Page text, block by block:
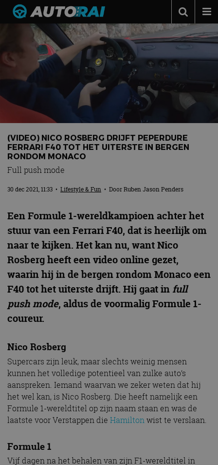
Autonieuws
Podcast
Autotests
Automerken
Adverteren
Contact
MotorRAI.nl
(VIDEO) NICO ROSBERG DRIJFT PEPERDURE
FERRARI F40 TOT HET UITERSTE IN BERGEN
RONDOM MONACO
Full push mode
30 dec 2021, 11:33 • Lifestyle & Fun • DoorRuben Jason Penders
Een Formule 1-wereldkampioen achter het
stuur van een Ferrari F40, dat is heerlijk om
naar te kijken. Het kan nu, want Nico
Rosberg heeft een video online gezet,
waarin hij in de bergen rondom Monaco een
F40 tot het uiterste drijft. Hij gaat in full
push mode, aldus de voormalig Formule 1-
coureur.
Nico Rosberg
Supercars zijn leuk, maar slechts weinig mensen
kunnen het volledige potentieel van zulke auto’s
aanspreken. Iemand waarvan we zeker weten dat hij
het wel kan, is Nico Rosberg. Die heeft namelijk een
Formule 1-wereldtitel op zijn naam staan en was de
laatste voor Verstappen die Hamiltonwist te verslaan.
Formule 1
Vijf dagen na het behalen van zijn F1-wereldtitel in